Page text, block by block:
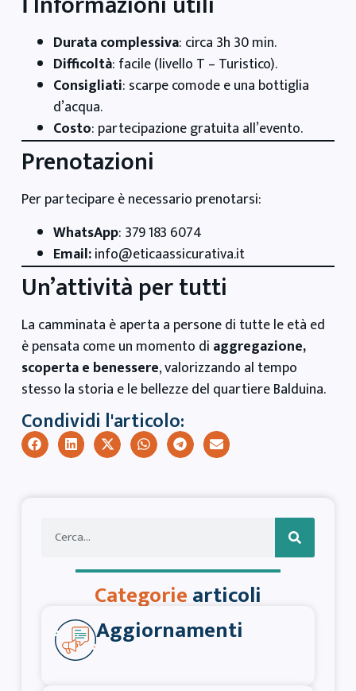
Durata complessiva: circa 3h 30 min.
Difficoltà: facile (livello T – Turistico).
Consigliati: scarpe comode e una bottiglia
d’acqua.
Costo: partecipazione gratuita all’evento.
Prenotazioni
Per partecipare è necessario prenotarsi:
WhatsApp: 379 183 6074
Email:info@eticaassicurativa.it
Un’attività per tutti
La camminata è aperta a persone di tutte le età ed
è pensata come un momento di aggregazione,
scoperta e benessere, valorizzando al tempo
stesso la storia e le bellezze del quartiere Balduina.
Condividi l'articolo:
Categoriearticoli
Aggiornamenti